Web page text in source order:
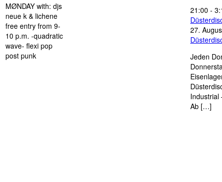
MØNDAY with: djs
neue k & lichene
free entry from 9-
10 p.m. -quadratic
wave- flexi pop
post punk
21:00 -
27.
Jeden
Industrial
Ab […]